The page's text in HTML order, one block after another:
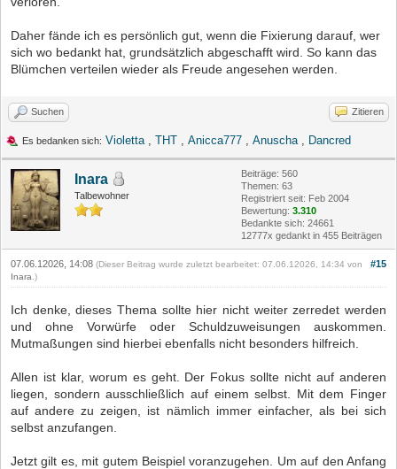
Daher fände ich es persönlich gut, wenn die Fixierung darauf, wer
sich wo bedankt hat, grundsätzlich abgeschafft wird. So kann das
Blümchen verteilen wieder als Freude angesehen werden.
Suchen Zitieren
Es bedanken sich: Violetta THT Anicca777 Anuscha Dancred
Inara
Talbewohner
Beiträge: 560
Themen: 63
Registriert seit: Feb 2004
Bewertung: 3.310
Bedankte sich: 24661
12777x gedankt in 455 Beiträgen
#15
07.06.12026, 14:08 (Dieser Beitrag wurde zuletzt bearbeitet: 07.06.12026, 14:34 von
Inara .)
Ich denke, dieses Thema sollte hier nicht weiter zerredet werden
und ohne Vorwürfe oder Schuldzuweisungen auskommen.
Mutmaßungen sind hierbei ebenfalls nicht besonders hilfreich.
Allen ist klar, worum es geht. Der Fokus sollte nicht auf anderen
liegen, sondern ausschließlich auf einem selbst. Mit dem Finger
auf andere zu zeigen, ist nämlich immer einfacher, als bei sich
selbst anzufangen.
Jetzt gilt es, mit gutem Beispiel voranzugehen. Um auf den Anfang